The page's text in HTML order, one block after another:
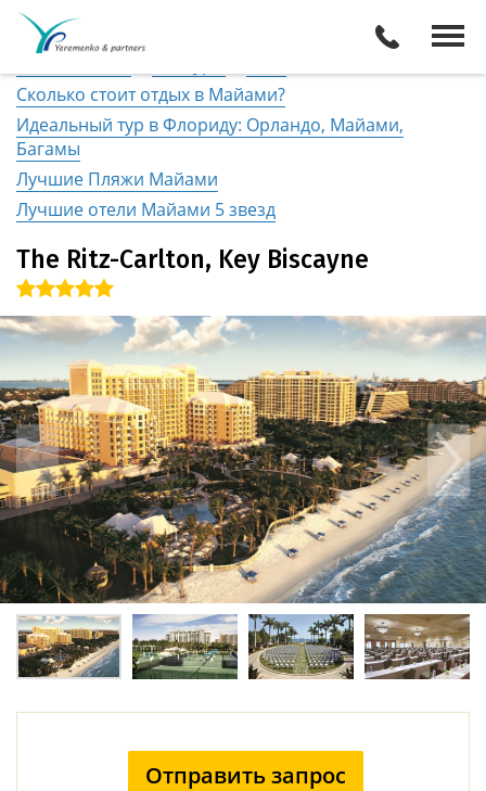
США/
Сколько стоит отдых в Майами?
Идеальный тур в Флориду: Орландо, Майами,
Багамы
Лучшие Пляжи Майами
Лучшие отели Майами 5 звезд
The Ritz-Carlton, Key Biscayne
Отправить запрос